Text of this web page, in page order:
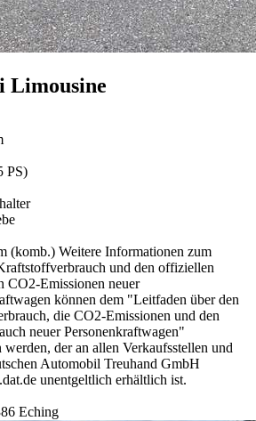
i Limousine
PS)
(komb.) Weitere Informationen zum
und den offiziellen
CO2-Emissionen neuer
können dem "Leitfaden über den
die CO2-Emissionen und den
neuer Personenkraftwagen"
werden, der an allen Verkaufsstellen und
Automobil Treuhand GmbH
unentgeltlich erhältlich ist.
Eching